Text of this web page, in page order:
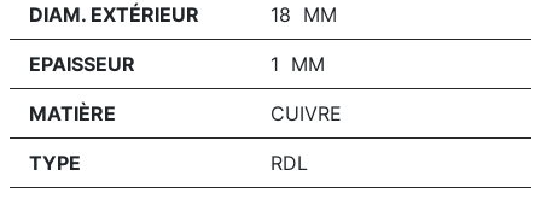
DIAM. EXTÉRIEUR 18 MM
EPAISSEUR 1 MM
MATIÈRE CUIVRE
TYPE RDL